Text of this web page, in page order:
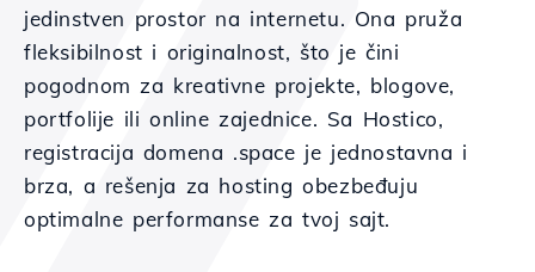
jedinstven prostor na internetu. Ona pruža
fleksibilnost i originalnost, što je čini
pogodnom za kreativne projekte, blogove,
portfolije ili online zajednice. Sa Hostico,
registracija domena .space je jednostavna i
brza, a rešenja za hosting obezbeđuju
optimalne performanse za tvoj sajt.